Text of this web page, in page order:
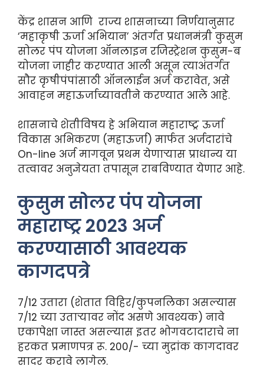
केंद्र शासन आणि राज्य शासनाच्या निर्णयानुसार
‘महाकृषी ऊर्जा अभियान’ अंतर्गत प्रधानमंत्री कुसुम
सोलर पंप योजना ऑनलाइन रजिस्ट्रेशन कुसुम-ब
योजना जाहीर करण्यात आली असून त्याअंतर्गत
सौर कृषीपंपांसाठी ऑनलाईन अर्ज करावेत, असे
आवाहन महाऊर्जाच्यावतीने करण्यात आले आहे.
शासनाचे शेतीविषय हे अभियान महाराष्ट्र ऊर्जा
विकास अभिकरण (महाऊर्जा) मार्फत अर्जदारांचे
On-line अर्ज मागवून प्रथम येणाऱ्यास प्राधान्य या
तत्वावर अनुज्ञेयता तपासून राबविण्यात येणार आहे.
कुसुम सोलर पंप योजना
महाराष्ट्र 2023 अर्ज
करण्यासाठी आवश्यक
कागदपत्रे
7/12 उतारा (शेतात विहिर/कुपनलिका असल्यास
7/12 च्या उताऱ्यावर नोंद असणे आवश्यक) नावे
एकापेक्षा जास्त असल्यास इतर भोगवटादाराचे ना
हरकत प्रमाणपत्र रू. 200/- च्या मुद्रांक कागदावर
सादर करावे लागेल.